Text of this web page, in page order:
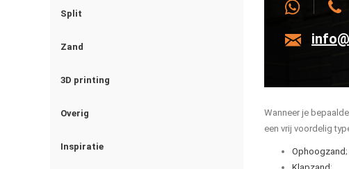
Split
Zand
3D printing
Overig
Inspiratie
Wanneer je
een vrij voordelig
Ophoogzand;